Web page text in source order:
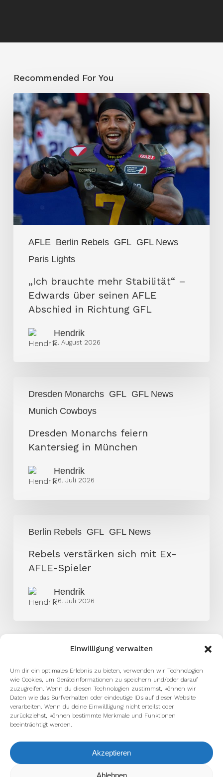
Einwilligung verwalten
Um dir ein optimales Erlebnis zu bieten, verwenden wir Technologien
wie Cookies, um Geräteinformationen zu speichern und/oder darauf
zuzugreifen. Wenn du diesen Technologien zustimmst, können wir
Daten wie das Surfverhalten oder eindeutige IDs auf dieser Website
verarbeiten. Wenn du deine Einwillligung nicht erteilst oder
zurückziehst, können bestimmte Merkmale und Funktionen
beeinträchtigt werden.
Akzeptieren
Ablehnen
Recommended For You
AFLE Berlin Rebels GFL GFL News
Paris Lights
„Ich
brauchte
mehr
Stabilität“
–
Edwards
über
AFLE
Richtung
„Ich brauchte mehr Stabilität“ –
Edwards über seinen AFLE
Abschied in Richtung GFL
Hendrik
2. August 2026
Dresden Monarchs GFL GFL News
Munich Cowboys
Monarchs
feiern
Dresden Monarchs feiern
Kantersieg in München
Hendrik
26. Juli 2026
Berlin Rebels GFL GFL News
verstärken
AFLE-
Rebels verstärken sich mit Ex-
AFLE-Spieler
Hendrik
26. Juli 2026
facebook youtube instagram spotify twitch
Wir verwenden Cookies, um dir die bestmögliche Erfahrung auf